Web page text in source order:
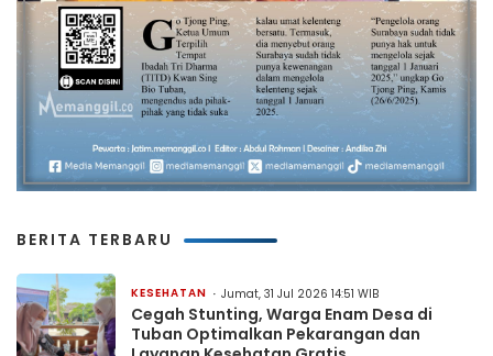
BERITA TERBARU
KESEHATAN Jumat, 31 Jul 2026 14:51 WIB
Cegah Stunting, Warga Enam Desa di
Tuban Optimalkan Pekarangan dan